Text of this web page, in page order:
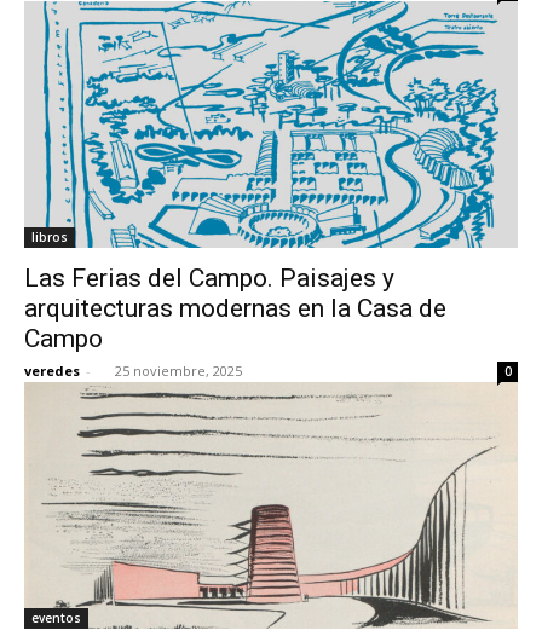
libros
Las Ferias del Campo. Paisajes y
arquitecturas modernas en la Casa de
Campo
veredes - 25 noviembre, 2025 0
eventos